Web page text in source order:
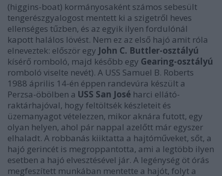
(higgins-boat) kormányosaként számos sebesült
tengerészgyalogost mentett ki a szigetről heves
ellenséges tűzben, és az egyik ilyen fordulónál
kapott halálos lövést. Nem ez az első hajó amit róla
elneveztek: először egy John C. Buttler-osztályú
kísérő romboló, majd később egy Gearing-osztályú
romboló viselte nevét). A USS Samuel B. Roberts
1988 április 14-én éppen randevúra készült a
Perzsa-öbölben a USS San José harci ellátó-
raktárhajóval, hogy feltöltsék készleteit és
üzemanyagot vételezzen, mikor aknára futott, egy
olyan helyen, ahol pár nappal azelőtt már egyszer
elhaladt. A robbanás kiiktatta a hajtóműveket, sőt, a
hajó gerincét is megroppantotta, ami a legtöbb ilyen
esetben a hajó elvesztésével jár. A legénység öt órás
megfeszített munkában mentette a hajót, folyt a